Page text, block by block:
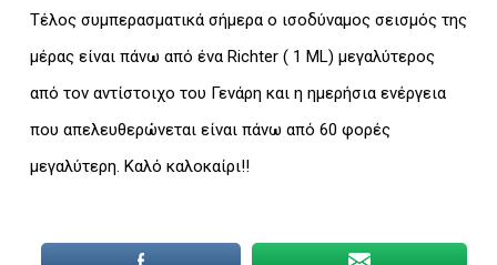
Τέλος συμπερασματικά σήμερα ο ισοδύναμος σεισμός της
μέρας είναι πάνω από ένα Richter ( 1 ML) μεγαλύτερος
από τον αντίστοιχο του Γενάρη και η ημερήσια ενέργεια
που απελευθερώνεται είναι πάνω από 60 φορές
μεγαλύτερη. Καλό καλοκαίρι!!